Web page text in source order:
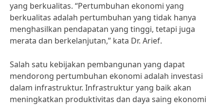
yang berkualitas. “Pertumbuhan ekonomi yang
berkualitas adalah pertumbuhan yang tidak hanya
menghasilkan pendapatan yang tinggi, tetapi juga
merata dan berkelanjutan,” kata Dr. Arief.
Salah satu kebijakan pembangunan yang dapat
mendorong pertumbuhan ekonomi adalah investasi
dalam infrastruktur. Infrastruktur yang baik akan
meningkatkan produktivitas dan daya saing ekonomi